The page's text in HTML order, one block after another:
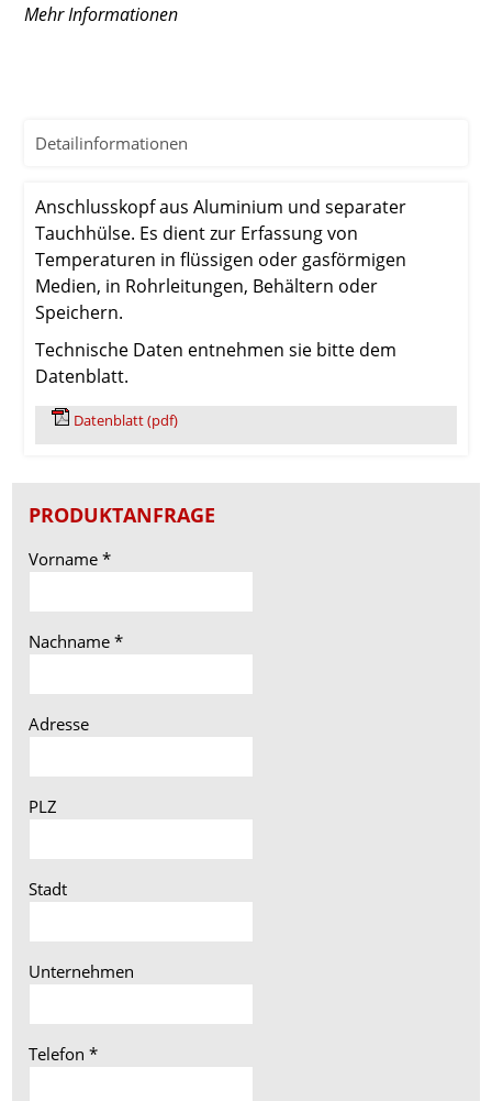
Mehr Informationen
Detailinformationen
Anschlusskopf aus Aluminium und separater
Tauchhülse. Es dient zur Erfassung von
Temperaturen in flüssigen oder gasförmigen
Medien, in Rohrleitungen, Behältern oder
Speichern.
Technische Daten entnehmen sie bitte dem
Datenblatt.
Datenblatt (pdf)
PRODUKTANFRAGE
Vorname*
Nachname*
Adresse
PLZ
Stadt
Unternehmen
Telefon*